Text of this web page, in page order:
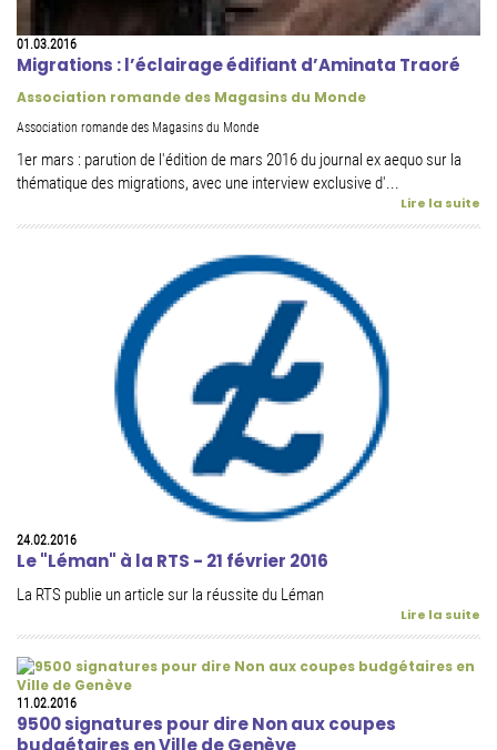
01.03.2016
Migrations : l’éclairage édifiant d’Aminata Traoré
Association romande des Magasins du Monde
Association romande des Magasins du Monde
1er mars : parution de l'édition de mars 2016 du journal ex aequo sur la
thématique des migrations, avec une interview exclusive d'...
Lire la suite
24.02.2016
Le "Léman" à la RTS - 21 février 2016
La RTS publie un article sur la réussite du Léman
Lire la suite
11.02.2016
9500 signatures pour dire Non aux coupes